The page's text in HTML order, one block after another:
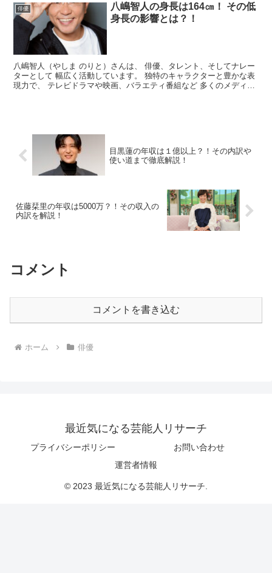
俳優
八嶋智人の身長は164㎝！ その低
身長の影響とは？！
八嶋智人（やしま のりと）さんは、 俳優、タレント、そしてナレー
ターとして 幅広く活動しています。 独特のキャラクターと豊かな表
現力で、 テレビドラマや映画、バラエティ番組など 多くのメディア
目黒蓮の年収は１億以上？！その内訳や
使い道まで徹底解説！
佐藤栞里の年収は5000万？！その収入の
内訳を解説！
コメント
コメントを書き込む
ホーム 俳優
最近気になる芸能人リサーチ
プライバシーポリシー
お問い合わせ
運営者情報
© 2023 最近気になる芸能人リサーチ.